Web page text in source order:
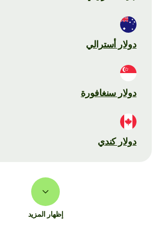
دولار أسترالي
دولار سنغافورة
دولار كندي
إظهار المزيد